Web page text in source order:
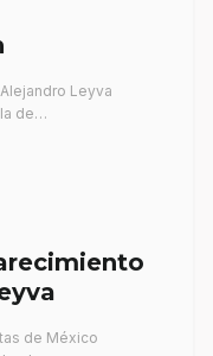
Leyva
de…
de México